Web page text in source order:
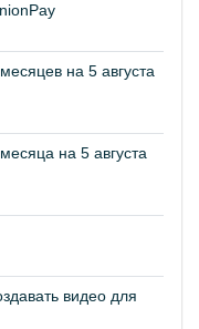
на 5 августа
на 5 августа
видео для